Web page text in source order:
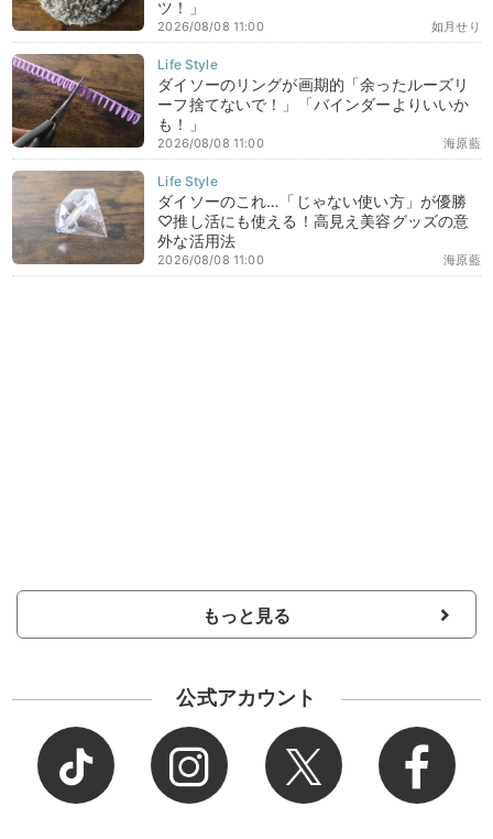
ツ！」
如月せり
2026/08/08 11:00
ダイソーのリングが画期的「余ったルーズリ
ーフ捨てないで！」「バインダーよりいいか
も！」
海原藍
2026/08/08 11:00
ダイソーのこれ…「じゃない使い方」が優勝
♡推し活にも使える！高見え美容グッズの意
外な活用法
海原藍
2026/08/08 11:00
もっと見る
公式アカウント